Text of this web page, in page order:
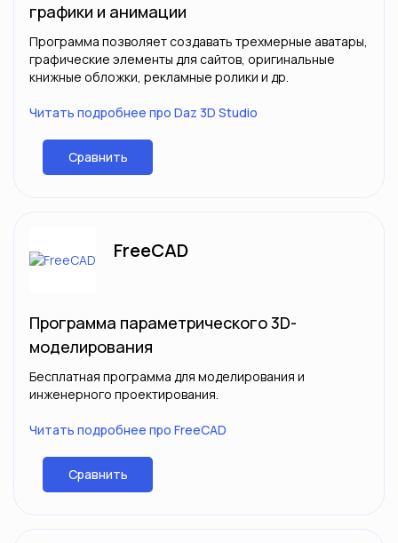
графики и анимации
Программа позволяет создавать трехмерные аватары,
графические элементы для сайтов, оригинальные
книжные обложки, рекламные ролики и др.
Читать подробнее про Daz 3D Studio
Сравнить
FreeCAD
Программа параметрического 3D-
моделирования
Бесплатная программа для моделирования и
инженерного проектирования.
Читать подробнее про FreeCAD
Сравнить